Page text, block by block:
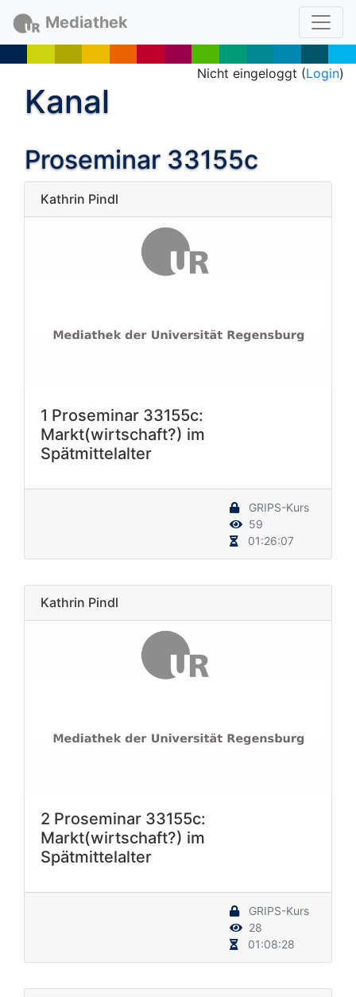
Mediathek
Nicht eingeloggt (Login)
Kanal
Proseminar 33155c
Kathrin Pindl
1 Proseminar 33155c:
Markt(wirtschaft?) im
Spätmittelalter
GRIPS-Kurs
59
01:26:07
Kathrin Pindl
2 Proseminar 33155c:
Markt(wirtschaft?) im
Spätmittelalter
GRIPS-Kurs
28
01:08:28